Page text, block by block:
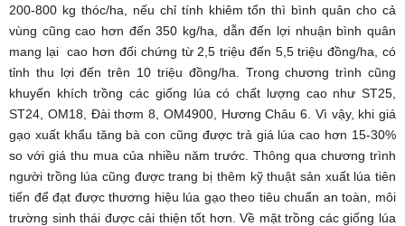
200-800 kg thóc/ha, nếu chỉ tính khiêm tốn thì bình quân cho cả
vùng cũng cao hơn đến 350 kg/ha, dẫn đến lợi nhuận bình quân
mang lại cao hơn đối chứng từ 2,5 triệu đến 5,5 triệu đồng/ha, có
tỉnh thu lợi đến trên 10 triệu đồng/ha. Trong chương trình cũng
khuyến khích trồng các giống lúa có chất lượng cao như ST25,
ST24, OM18, Đài thơm 8, OM4900, Hương Châu 6. Vì vậy, khi giá
gạo xuất khẩu tăng bà con cũng được trả giá lúa cao hơn 15-30%
so với giá thu mua của nhiều năm trước. Thông qua chương trình
người trồng lúa cũng được trang bị thêm kỹ thuật sản xuất lúa tiên
tiến để đạt được thương hiệu lúa gạo theo tiêu chuẩn an toàn, môi
trường sinh thái được cải thiện tốt hơn. Về mặt trồng các giống lúa